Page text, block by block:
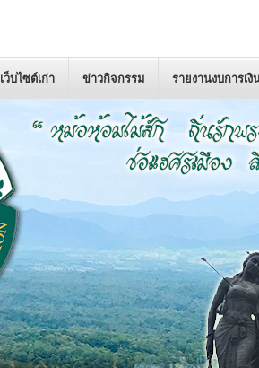
เว็บไซต์เก่า ข่าวกิจกรรม รายงานงบการเงิ